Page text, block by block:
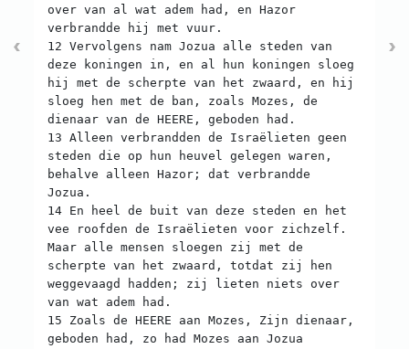
over van al wat adem had, en Hazor
verbrandde hij met vuur.
12 Vervolgens nam Jozua alle steden van
deze koningen in, en al hun koningen sloeg
hij met de scherpte van het zwaard, en hij
sloeg hen met de ban, zoals Mozes, de
dienaar van de HEERE, geboden had.
13 Alleen verbrandden de Israëlieten geen
steden die op hun heuvel gelegen waren,
behalve alleen Hazor; dat verbrandde
Jozua.
14 En heel de buit van deze steden en het
vee roofden de Israëlieten voor zichzelf.
Maar alle mensen sloegen zij met de
scherpte van het zwaard, totdat zij hen
weggevaagd hadden; zij lieten niets over
van wat adem had.
15 Zoals de HEERE aan Mozes, Zijn dienaar,
geboden had, zo had Mozes aan Jozua